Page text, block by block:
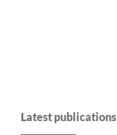
Latest publications